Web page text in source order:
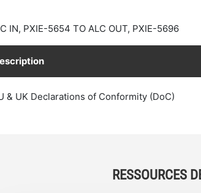
IN, PXIE-5654 TO ALC OUT, PXIE-5696
& UK Declarations of Conformity (DoC)
RESSOURCES